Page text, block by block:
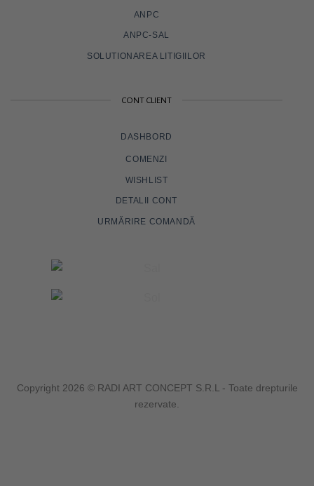
ANPC
ANPC-SAL
SOLUTIONAREA LITIGIILOR
CONT CLIENT
DASHBORD
COMENZI
WISHLIST
DETALII CONT
URMĂRIRE COMANDĂ
Copyright 2026 © RADI ART CONCEPT S.R.L - Toate drepturile
rezervate.